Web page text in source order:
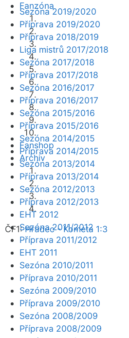
Fanzóna
Fanshop
Archiv
ČF1:Hradec - Kometa 1:3
Sezóna 2019/2020
Příprava 2019/2020
Příprava 2018/2019
Liga mistrů 2017/2018
Sezóna 2017/2018
Příprava 2017/2018
Sezóna 2016/2017
Příprava 2016/2017
Sezóna 2015/2016
Příprava 2015/2016
Sezóna 2014/2015
Příprava 2014/2015
Sezóna 2013/2014
Příprava 2013/2014
Sezóna 2012/2013
Příprava 2012/2013
EHT 2012
Sezóna 2011/2012
Příprava 2011/2012
EHT 2011
Sezóna 2010/2011
Příprava 2010/2011
Sezóna 2009/2010
Příprava 2009/2010
Sezóna 2008/2009
Příprava 2008/2009